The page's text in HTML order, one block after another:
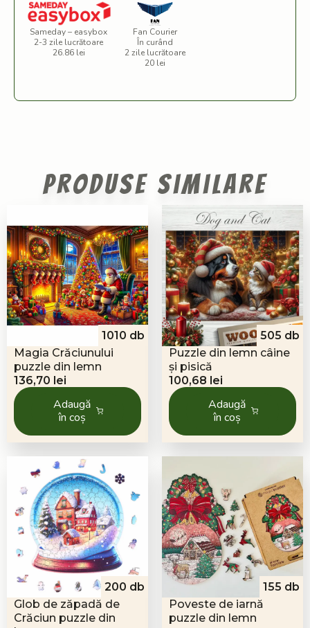
Sameday – easybox
2-3 zile lucrătoare
26.86 lei
Fan Courier
În curând
2 zile lucrătoare
20 lei
Produse similare
1010 db
Magia Crăciunului
puzzle din lemn
136,70 lei
Adaugă
în coș
505 db
Puzzle din lemn câine
și pisică
100,68 lei
Adaugă
în coș
200 db
Glob de zăpadă de
Crăciun puzzle din
155 db
Poveste de iarnă
puzzle din lemn